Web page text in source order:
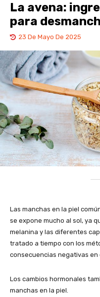
La avena:
para
23 De Mayo De 2025
Las manchas en la piel
se expone mucho al sol, ya
melanina y las diferentes
tratado a tiempo con los
consecuencias negativas en
Los cambios hormonales
manchas en la piel.